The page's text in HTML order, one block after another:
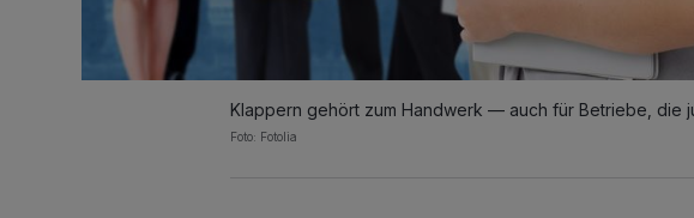
Klappern gehört zum Handwerk — auch für Betriebe, die
Foto: Fotolia